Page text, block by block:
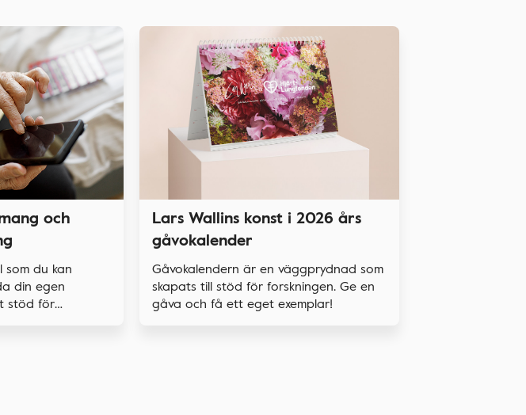
och
du kan
din egen
stöd för
Lars Wallins konst i 2026 års
gåvokalender
Gåvokalendern är en väggprydnad som
skapats till stöd för forskningen. Ge en
gåva och få ett eget exemplar!